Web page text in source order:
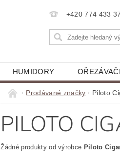
+420 774 433
HUMIDORY
Prodávané značky Piloto
PILOTO
Žádné produkty od výrobce Piloto